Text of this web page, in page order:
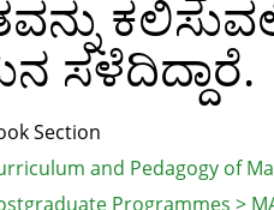
ಸಳೆದಿದ್ದಾರೆ.
Section
and Pedagogy of
Programmes >